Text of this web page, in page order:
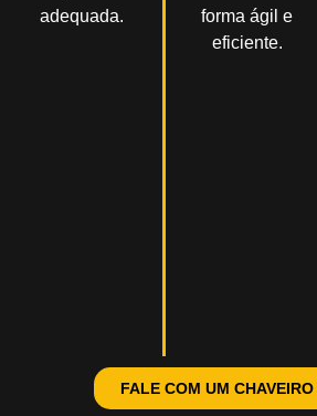
adequada.
forma ágil e
eficiente.
FALE COM UM